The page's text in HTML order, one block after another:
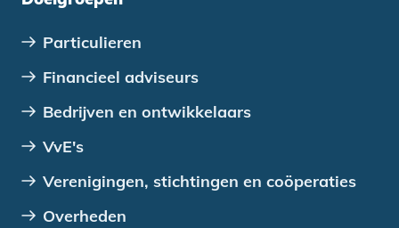
Particulieren
Financieel adviseurs
Bedrijven en ontwikkelaars
VvE's
Verenigingen, stichtingen en coöperaties
Overheden